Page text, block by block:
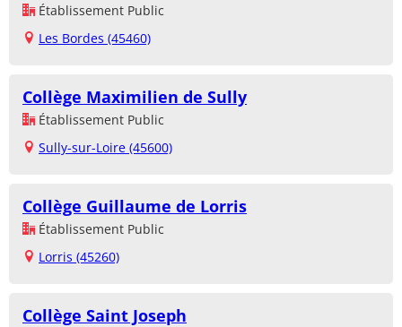
Établissement Public
Les Bordes (45460)
Collège Maximilien de Sully
Établissement Public
Sully-sur-Loire (45600)
Collège Guillaume de Lorris
Établissement Public
Lorris (45260)
Collège Saint Joseph